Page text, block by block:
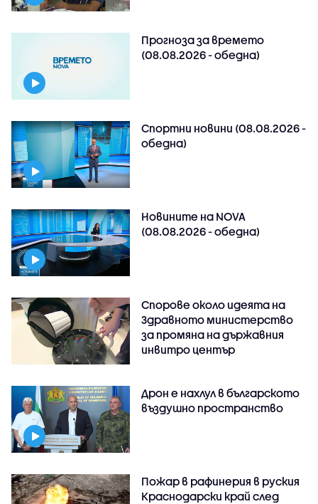
Прогноза за времето
(08.08.2026 - обедна)
Спортни новини (08.08.2026 -
обедна)
Новините на NOVA
(08.08.2026 - обедна)
Спорове около идеята на
Здравното министерство
за промяна на държавния
инвитро център
Дрон е нахлул в българското
въздушно пространство
Пожар в рафинерия в руския
Краснодарски край след